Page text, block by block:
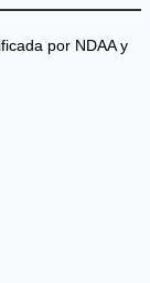
por NDAA y